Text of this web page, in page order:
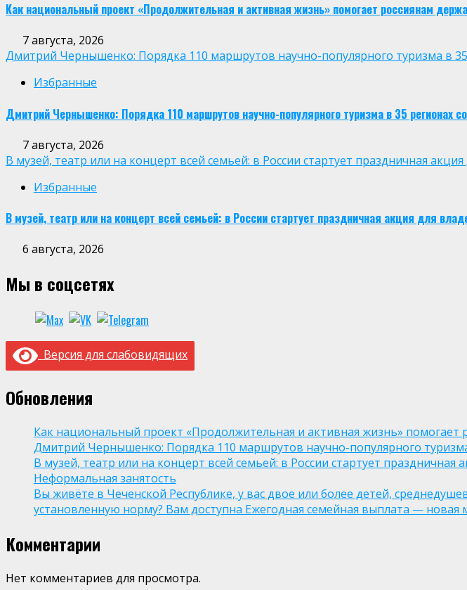
Как национальный проект «Продолжительная и активная жизнь» помогает россиянам
7 августа, 2026
Дмитрий Чернышенко: Порядка 110 маршрутов научно-популярного туризма в
Избранные
Дмитрий Чернышенко: Порядка 110 маршрутов научно-популярного туризма в 35 регионах
7 августа, 2026
В музей, театр или на концерт всей семьей: в России стартует праздничная
Избранные
В музей, театр или на концерт всей семьей: в России стартует праздничная акция для
6 августа, 2026
Мы в соцсетях
Версия для слабовидящих
Обновления
Как национальный проект «Продолжительная и активная жизнь»
Дмитрий Чернышенко: Порядка 110 маршрутов научно-популярного
В музей, театр или на концерт всей семьей: в России стартует
Неформальная занятость
Вы живёте в Чеченской Республике, у вас двое или более детей,
установленную норму? Вам доступна Ежегодная семейная выплата —
Комментарии
Нет комментариев для просмотра.